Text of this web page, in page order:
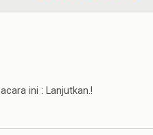
ini : Lanjutkan.!